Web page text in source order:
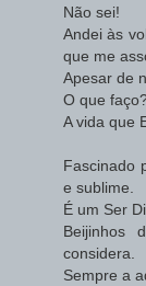
Não sei!
Andei às
que me
Apesar de
O que
A vida que
Fascinado
e sublime.
É um Ser
Beijinhos
considera.
Sempre a